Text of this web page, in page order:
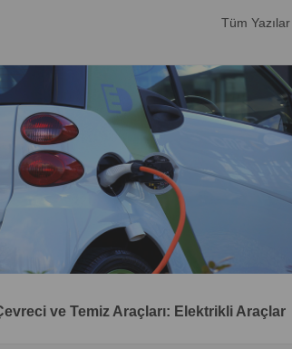
Tüm Yazılar
ve Temiz Araçları: Elektrikli Araçlar